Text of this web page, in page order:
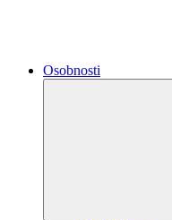
Osobnosti